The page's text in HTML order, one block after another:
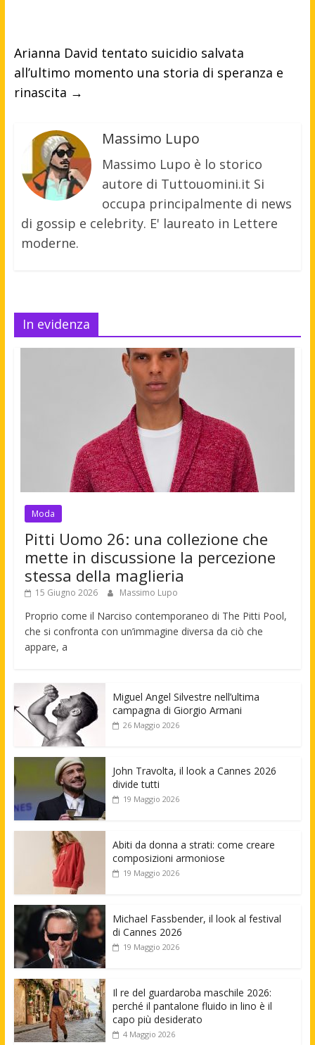
Arianna David tentato suicidio salvata
all’ultimo momento una storia di speranza e
rinascita →
Massimo Lupo
Massimo Lupo è lo storico
autore di Tuttouomini.it Si
occupa principalmente di news
di gossip e celebrity. E' laureato in Lettere
moderne.
In evidenza
Moda
Pitti Uomo 26: una collezione che
mette in discussione la percezione
stessa della maglieria
15 Giugno 2026 Massimo Lupo
Proprio come il Narciso contemporaneo di The Pitti Pool,
che si confronta con un’immagine diversa da ciò che
appare, a
Miguel Angel Silvestre nell’ultima
campagna di Giorgio Armani
26 Maggio 2026
John Travolta, il look a Cannes 2026
divide tutti
19 Maggio 2026
Abiti da donna a strati: come creare
composizioni armoniose
19 Maggio 2026
Michael Fassbender, il look al festival
di Cannes 2026
19 Maggio 2026
Il re del guardaroba maschile 2026:
perché il pantalone fluido in lino è il
capo più desiderato
4 Maggio 2026